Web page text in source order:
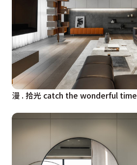
漫 . 拾光 catch the wonderful time